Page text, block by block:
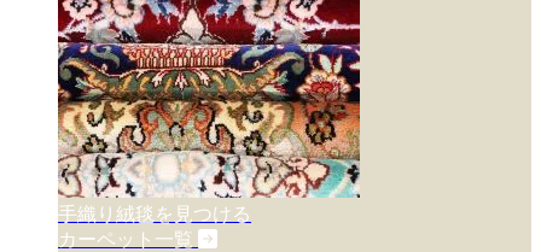
手織り絨毯を見つける
カーペット一覧